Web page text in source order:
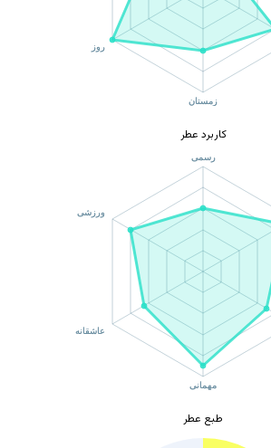
در سبد خرید نیست.
کاربرد عطر
طبع عطر